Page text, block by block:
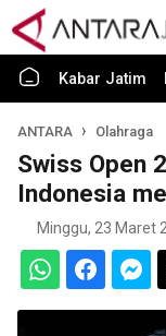
Kabar Jatim
ANTARA Olahraga
Swiss Open
Indonesia
Minggu, 23 Maret